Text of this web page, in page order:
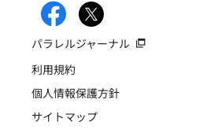
パラレルジャーナル
利用規約
個人情報保護方針
サイトマップ